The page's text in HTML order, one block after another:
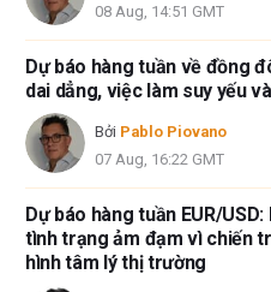
08 Aug, 14:51 GMT
Dự báo hàng tuần về đồng
dai dẳng, việc làm suy yếu
Bởi Pablo Piovano
07 Aug, 16:22 GMT
Dự báo hàng tuần EUR/
tình trạng ảm đạm vì chiến
hình tâm lý thị trường